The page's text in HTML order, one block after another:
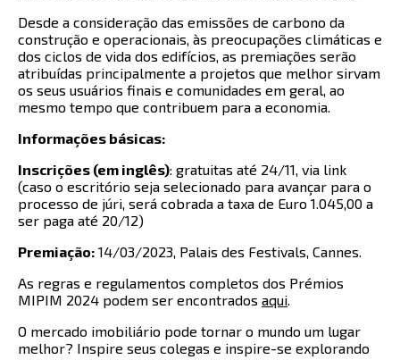
Desde a consideração das emissões de carbono da
construção e operacionais, às preocupações climáticas e
dos ciclos de vida dos edifícios, as premiações serão
atribuídas principalmente a projetos que melhor sirvam
os seus usuários finais e comunidades em geral, ao
mesmo tempo que contribuem para a economia.
Informações básicas:
Inscrições (em inglês): gratuitas até 24/11, via link
(caso o escritório seja selecionado para avançar para o
processo de júri, será cobrada a taxa de Euro 1.045,00 a
ser paga até 20/12)
Premiação: 14/03/2023, Palais des Festivals, Cannes.
As regras e regulamentos completos dos Prémios
MIPIM 2024 podem ser encontrados aqui.
O mercado imobiliário pode tornar o mundo um lugar
melhor? Inspire seus colegas e inspire-se explorando